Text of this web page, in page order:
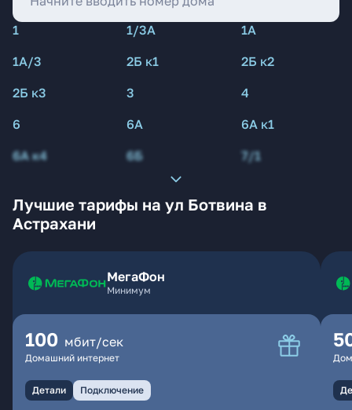
1 1/3А
1А
1А/3
2Б к1
2Б к2
2Б к3
3
4
6
6А
6А к1
6А к4
6Б 7/1
Лучшие тарифы на ул Ботвина в
Астрахани
МегаФон
Минимум
100 мбит/сек
Домашний интернет
Детали Подключение